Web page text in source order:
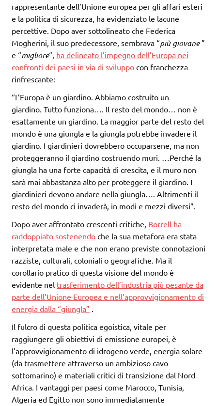
rappresentante dell’Unione europea per gli affari esteri
e la politica di sicurezza, ha evidenziato le lacune
percettive. Dopo aver sottolineato che Federica
Mogherini, il suo predecessore, sembrava “più giovane”
e “migliore“, ha delineato l’impegno dell’Europa nei
confronti dei paesi in via di sviluppo con franchezza
rinfrescante:
“L’Europa è un giardino. Abbiamo costruito un
giardino. Tutto funziona…. Il resto del mondo… non è
esattamente un giardino. La maggior parte del resto del
mondo è una giungla e la giungla potrebbe invadere il
giardino. I giardinieri dovrebbero occuparsene, ma non
proteggeranno il giardino costruendo muri. …Perché la
giungla ha una forte capacità di crescita, e il muro non
sarà mai abbastanza alto per proteggere il giardino. I
giardinieri devono andare nella giungla…. Altrimenti il ​​
resto del mondo ci invaderà, in modi e mezzi diversi”.
Dopo aver affrontato crescenti critiche, Borrell ha
raddoppiato sostenendo che la sua metafora era stata
interpretata male e che non erano previste connotazioni
razziste, culturali, coloniali o geografiche. Ma il
corollario pratico di questa visione del mondo è
evidente nel trasferimento dell’industria più pesante da
parte dell’Unione Europea e nell’approvvigionamento di
energia dalla “giungla” .
Il fulcro di questa politica egoistica, vitale per
raggiungere gli obiettivi di emissione europei, è
l’approvvigionamento di idrogeno verde, energia solare
(da trasmettere attraverso un ambizioso cavo
sottomarino) e materiali critici di transizione dal Nord
Africa. I vantaggi per paesi come Marocco, Tunisia,
Algeria ed Egitto non sono immediatamente